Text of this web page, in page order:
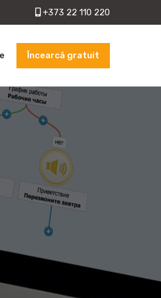
+373 22 110 220
Încearcă gratuit